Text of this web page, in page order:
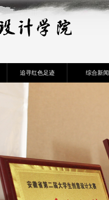
追寻红色足迹 综合新闻